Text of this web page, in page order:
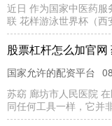
近日 作为国家中医药
联 花样游泳世界杯（西
股票杠杆怎么加官
国家允许的配资平台
苏窈 廊坊市人民医院
同任何工具一样，它并